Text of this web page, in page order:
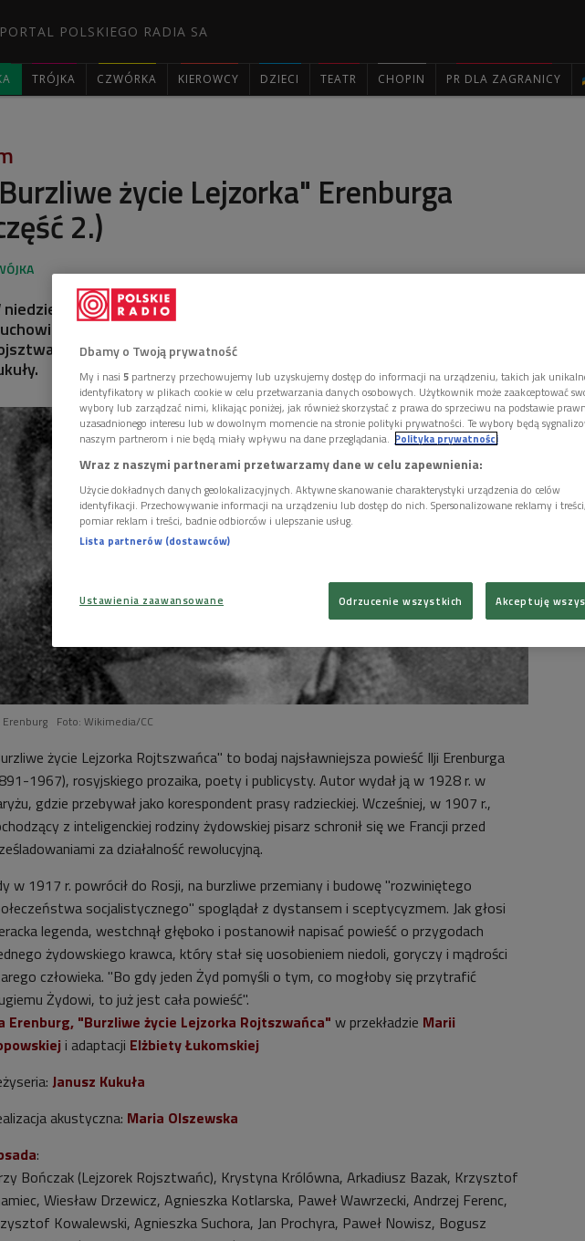
PORTAL POLSKIEGO RADIA SA
TRÓJKA CZWÓRKA KIEROWCY DZIECI TEATR CHOPIN PR DLA ZAGRANICY
życie Lejzorka" Erenburga
2.)
niedzielnym "Wieczorze ze słuchowiskiem" zapraszamy na drugą część
według powieści Ilji Erenburga pt. "Burzliwie życie Lejzorka
w adaptacji Elżbiety Łukomskiej i reżyserii radiowej Janusza
Erenburg Foto: Wikimedia/CC
życie Lejzorka Rojtszwańca" to bodaj najsławniejsza powieść Ilji Erenburga
1967), rosyjskiego prozaika, poety i publicysty. Autor wydał ją w 1928 r. w
gdzie przebywał jako korespondent prasy radzieckiej. Wcześniej, w 1907 r.,
z inteligenckiej rodziny żydowskiej pisarz schronił się we Francji przed
za działalność rewolucyjną.
w 1917 r. powrócił do Rosji, na burzliwe przemiany i budowę "rozwiniętego
socjalistycznego" spoglądał z dystansem i sceptycyzmem. Jak głosi
legenda, westchnął głęboko i postanowił napisać powieść o przygodach
żydowskiego krawca, który stał się uosobieniem niedoli, goryczy i mądrości
człowieka. "Bo gdy jeden Żyd pomyśli o tym, co mogłoby się przytrafić
Żydowi, to już jest cała powieść".
Erenburg, "Burzliwe życie Lejzorka Rojtszwańca" w przekładzie Marii
i adaptacji Elżbiety Łukomskiej
Janusz Kukuła
akustyczna: Maria Olszewska
:
Bończak (Lejzorek Rojsztwańc), Krystyna Królówna, Arkadiusz Bazak, Krzysztof
Wiesław Drzewicz, Agnieszka Kotlarska, Paweł Wawrzecki, Andrzej Ferenc,
Kowalewski, Agnieszka Suchora, Jan Prochyra, Paweł Nowisz, Bogusz
Dbamy o Twoją prywatność
My i nasi 5 partnerzy przechowujemy lub uzyskujemy dostęp do informacji na urządzeniu, takich jak
identyfikatory w plikach cookie w celu przetwarzania danych osobowych. Użytkownik może zaakceptować
wybory lub zarządzać nimi, klikając poniżej, jak również skorzystać z prawa do sprzeciwu na podstawie
uzasadnionego interesu lub w dowolnym momencie na stronie polityki prywatności. Te wybory będą
naszym partnerom i nie będą miały wpływu na dane przeglądania. Polityka prywatności
Wraz z naszymi partnerami przetwarzamy dane w celu zapewnienia:
Użycie dokładnych danych geolokalizacyjnych. Aktywne skanowanie charakterystyki urządzenia do celów
identyfikacji. Przechowywanie informacji na urządzeniu lub dostęp do nich. Spersonalizowane reklamy i treści,
pomiar reklam i treści, badnie odbiorców i ulepszanie usług.
Lista partnerów (dostawców)
Ustawienia zaawansowane Odrzucenie wszystkich Akceptuję